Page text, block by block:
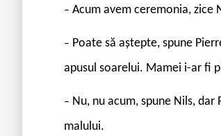
– Acum avem ceremonia, zice
– Poate să aștepte, spune
apusul soarelui. Mamei i-ar fi
– Nu, nu acum, spune Nils,
malului.